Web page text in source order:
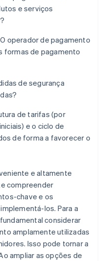
e serviços
O operador de pagamento
formas de pagamento
de segurança
de tarifas (por
e o ciclo de
de forma a favorecer o
e altamente
compreender
chave e os
los. Para a
considerar
amplamente utilizadas
Isso pode tornar a
ampliar as opções de